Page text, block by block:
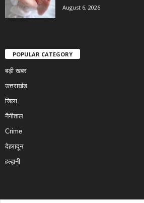
August 6, 2026
POPULAR CATEGORY
बड़ी खबर
उत्तराखंड
जिला
नैनीताल
Crime
देहरादून
हल्द्वानी